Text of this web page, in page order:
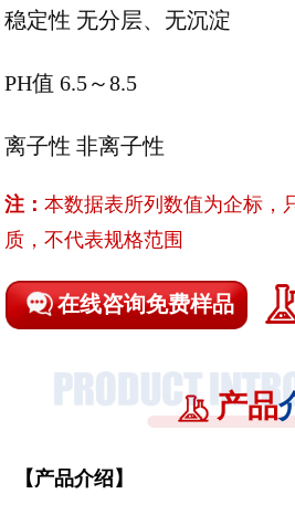
稳定性 无分层、无沉淀
PH值 6.5～8.5
离子性 非离子性
注：本数据表所列数值为企标，
质，不代表规格范围
在线咨询免费样品
产品
【产品介绍】